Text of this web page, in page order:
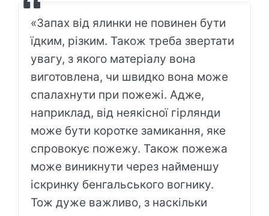
«Запах від ялинки не повинен бути
їдким, різким. Також треба звертати
увагу, з якого матеріалу вона
виготовлена, чи швидко вона може
спалахнути при пожежі. Адже,
наприклад, від неякісної гірлянди
може бути коротке замикання, яке
спровокує пожежу. Також пожежа
може виникнути через найменшу
іскринку бенгальського вогнику.
Тож дуже важливо, з наскільки